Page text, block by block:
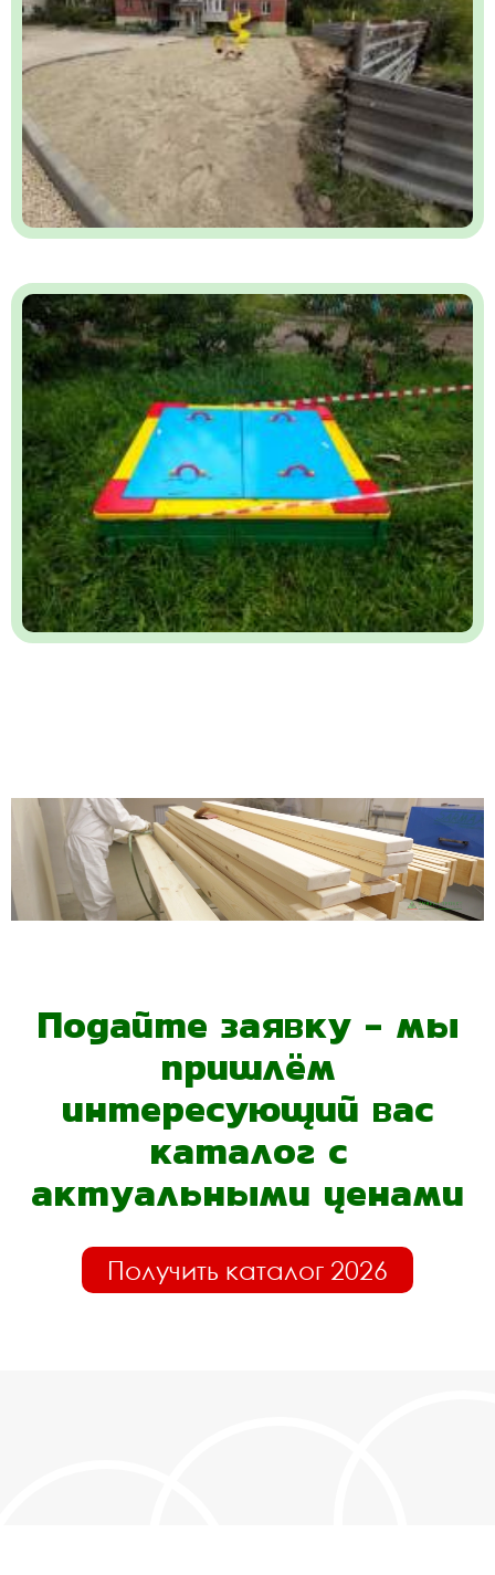
Подайте заявку - мы
пришлём
интересующий вас
каталог с
актуальными ценами
Получить каталог 2026